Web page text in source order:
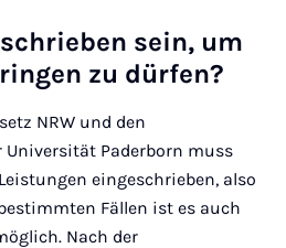
sein, um
zu dür­fen?
NRW und den
Paderborn muss
eingeschrieben, also
Fällen ist es auch
Nach der